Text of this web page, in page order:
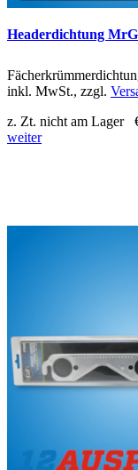
Headerdichtung
inkl. MwSt., zzgl.
z. Zt. nicht am Lager
weiter